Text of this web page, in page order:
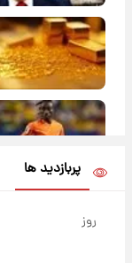
پربازدید ها
روز